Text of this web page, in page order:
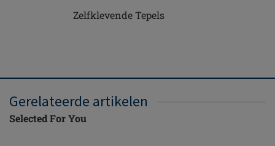
Zelfklevende Tepels
Gerelateerde artikelen
Selected For You